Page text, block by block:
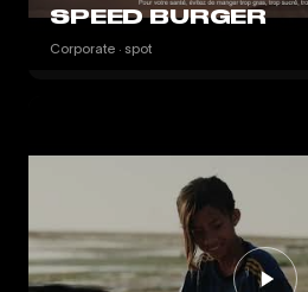
SPEED BURGER
Corporate · spot